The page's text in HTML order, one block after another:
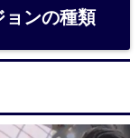
ョンの種類